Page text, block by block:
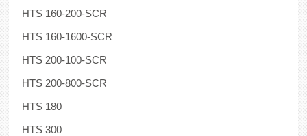
HTS 160-200-SCR
HTS 160-1600-SCR
HTS 200-100-SCR
HTS 200-800-SCR
HTS 180
HTS 300